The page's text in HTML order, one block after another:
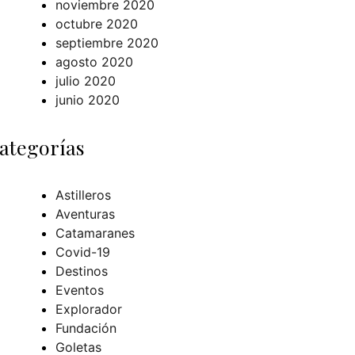
noviembre 2020
octubre 2020
septiembre 2020
agosto 2020
julio 2020
junio 2020
Astilleros
Aventuras
Catamaranes
Covid-19
Destinos
Eventos
Explorador
Fundación
Goletas